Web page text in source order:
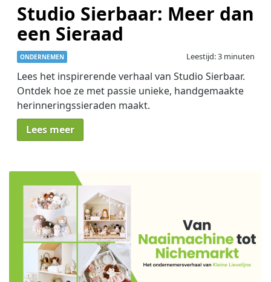
Studio Sierbaar: Meer dan
een Sieraad
ONDERNEMEN Leestijd: 3 minuten
Lees het inspirerende verhaal van Studio Sierbaar.
Ontdek hoe ze met passie unieke, handgemaakte
herinneringssieraden maakt.
Lees meer